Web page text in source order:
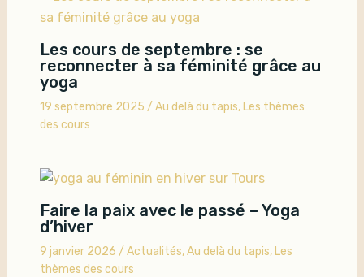
Les cours de septembre : se
reconnecter à sa féminité grâce au
yoga
19 septembre 2025 / Au delà du tapis, Les thèmes
des cours
Faire la paix avec le passé – Yoga
d’hiver
9 janvier 2026 / Actualités,Au delà du tapis, Les
thèmes des cours